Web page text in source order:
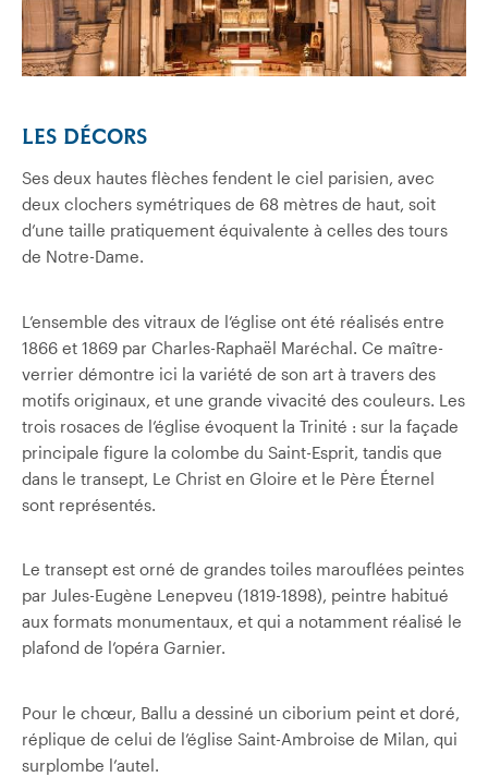
LES DÉCORS
Ses deux hautes flèches fendent le ciel parisien, avec
deux clochers symétriques de 68 mètres de haut, soit
d’une taille pratiquement équivalente à celles des tours
de Notre-Dame.
L’ensemble des vitraux de l’église ont été réalisés entre
1866 et 1869 par Charles-Raphaël Maréchal. Ce maître-
verrier démontre ici la variété de son art à travers des
motifs originaux, et une grande vivacité des couleurs. Les
trois rosaces de l’église évoquent la Trinité : sur la façade
principale figure la colombe du Saint-Esprit, tandis que
dans le transept, Le Christ en Gloire et le Père Éternel
sont représentés.
Le transept est orné de grandes toiles marouflées peintes
par Jules-Eugène Lenepveu (1819-1898), peintre habitué
aux formats monumentaux, et qui a notamment réalisé le
plafond de l’opéra Garnier.
Pour le chœur, Ballu a dessiné un ciborium peint et doré,
réplique de celui de l’église Saint-Ambroise de Milan, qui
surplombe l’autel.